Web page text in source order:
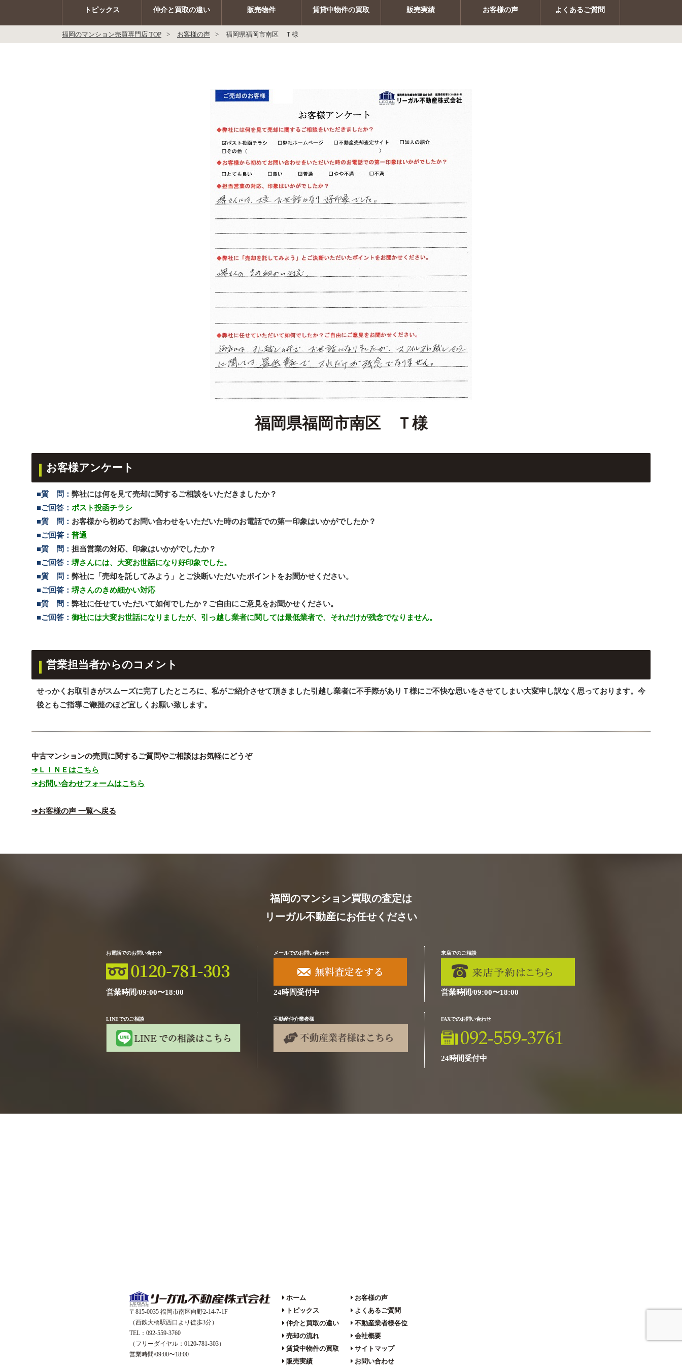
トピックス 仲介と買取の違い 販売物件 賃貸中物件の買取 販売実績 お客様の声 よくあるご質問
福岡のマンション売買専門店 TOP お客様の声 福岡県福岡市南区 Ｔ様
福岡県福岡市南区 Ｔ様
お客様アンケート
■質 問： 弊社には何を見て売却に関するご相談をいただきましたか？
■ご回答： ポスト投函チラシ
■質 問： お客様から初めてお問い合わせをいただいた時のお電話での第一印象はいかがでしたか？
■ご回答： 普通
■質 問： 担当営業の対応、印象はいかがでしたか？
■ご回答：堺さんには、大変お世話になり好印象でした。
■質 問： 弊社に「売却を託してみよう」とご決断いただいたポイントをお聞かせください。
■ご回答：堺さんのきめ細かい対応
■質 問： 弊社に任せていただいて如何でしたか？ご自由にご意見をお聞かせください。
■ご回答： 御社には大変お世話になりましたが、引っ越し業者に関しては最低業者で、それだけが残念でなりません。
営業担当者からのコメント
せっかくお取引きがスムーズに完了したところに、私がご紹介させて頂きました引越し業者に不手際がありＴ様にご不快な思いをさせてしまい大変申し訳なく思っております。今
後ともご指導ご鞭撻のほど宜しくお願い致します。
中古マンションの売買に関するご質問やご相談はお気軽にどうぞ
➔ＬＩＮＥはこちら
➔お問い合わせフォームはこちら
➔お客様の声 一覧へ戻る
福岡のマンション買取の査定は
リーガル不動産にお任せください
お電話でのお問い合わせ
営業時間/09:00〜18:00
メールでのお問い合わせ
24時間受付中
来店でのご相談
営業時間/09:00〜18:00
LINEでのご相談 不動産仲介業者様 FAXでのお問い合わせ
24時間受付中
〒815-0035 福岡市南区向野2-14-7-1F
（西鉄大橋駅西口より徒歩3分）
TEL：092-559-3760
（フリーダイヤル：0120-781-303）
営業時間/09:00〜18:00
ホーム
トピックス
仲介と買取の違い
売却の流れ
賃貸中物件の買取
販売実績
お客様の声
よくあるご質問
不動産業者様各位
会社概要
サイトマップ
お問い合わせ